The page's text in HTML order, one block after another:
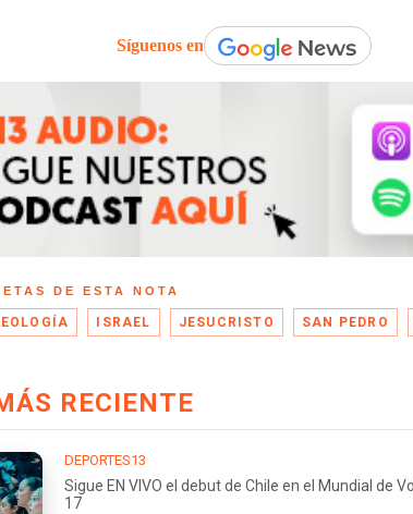
Síguenos en
DE ESTA NOTA
ISRAEL JESUCRISTO SAN PEDRO
RECIENTE
DEPORTES13
Sigue EN VIVO el debut de Chile en el Mundial de
17